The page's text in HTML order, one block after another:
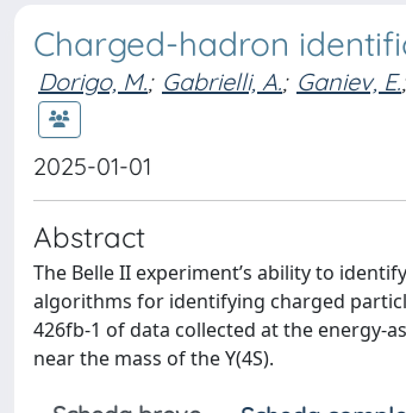
Charged-hadron
Dorigo, M.; Gabrielli, A.; Ganiev, E.;
2025-01-01
Abstract
The Belle II experiment’s ability to
algorithms for identifying charged
426fb-1 of data collected at the energy-
near the mass of the Υ(4S).